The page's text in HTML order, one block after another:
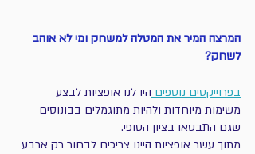
המרצה המיר את המטלה למשחק ומי לא אוהב
לשחק?
בפרוייקטים נוספים היו לנו אופציות לבצע
משימות מיוחדות ולהיות מתוגמלים בבונוסים
שגם התבטאו בציון הסופי.
מתוך עשר אופציות היינו צריכים לבחור רק ארבע